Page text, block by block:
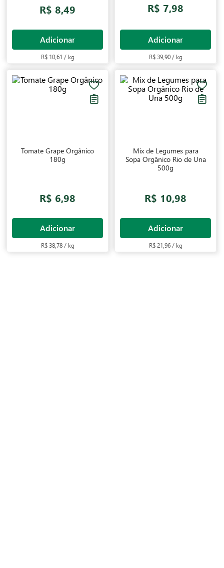
R$ 8,49
Adicionar
R$ 10,61 / kg
R$ 7,98
Adicionar
R$ 39,90 / kg
Tomate Grape Orgânico
180g
R$ 6,98
Adicionar
R$ 38,78 / kg
Mix de Legumes para
Sopa Orgânico Rio de Una
500g
R$ 10,98
Adicionar
R$ 21,96 / kg